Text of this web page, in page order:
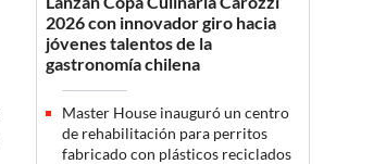
2026 con innovador giro hacia
jóvenes talentos de la
gastronomía chilena
Master House inauguró un centro
de rehabilitación para perritos
fabricado con plásticos reciclados